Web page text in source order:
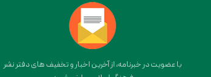
با عضویت در خبرنامه، از آخرین اخبار و تخفیف های دفتر نشر